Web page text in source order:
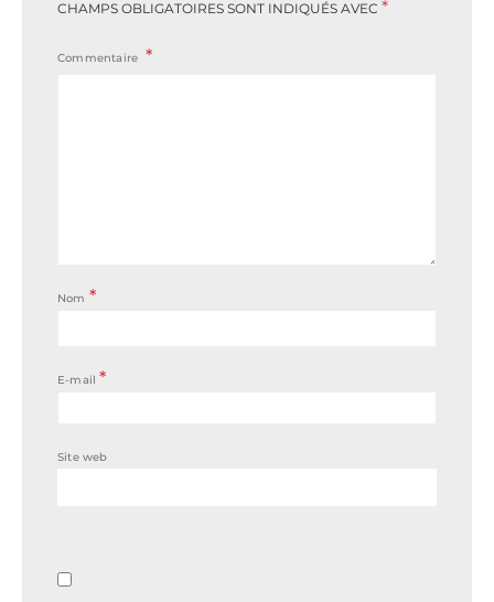
CHAMPS OBLIGATOIRES SONT INDIQUÉS AVEC *
Commentaire
Nom *
E-mail*
Site web